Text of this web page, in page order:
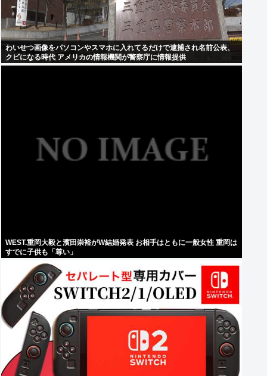
わいせつ画像をパソコンやスマホに入れてるだけで逮捕され名前公表、
クビになる時代 アメリカの情報機関が警察庁に情報提供
WEST.重岡大毅と濱田崇裕がW結婚発表 お相手はともに一般女性 重岡は
すでに子供も「尊い」